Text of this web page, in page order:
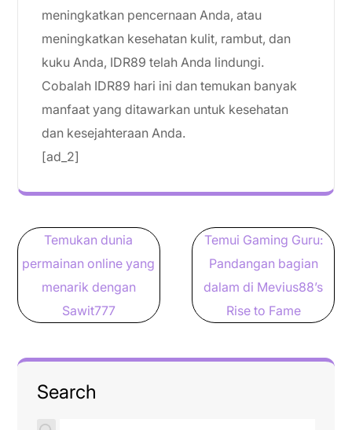
meningkatkan pencernaan Anda, atau
meningkatkan kesehatan kulit, rambut, dan
kuku Anda, IDR89 telah Anda lindungi.
Cobalah IDR89 hari ini dan temukan banyak
manfaat yang ditawarkan untuk kesehatan
dan kesejahteraan Anda.
[ad_2]
Post
navigation
Temukan dunia
permainan online yang
menarik dengan
Sawit777
Temui Gaming Guru:
Pandangan bagian
dalam di Mevius88’s
Rise to Fame
Search